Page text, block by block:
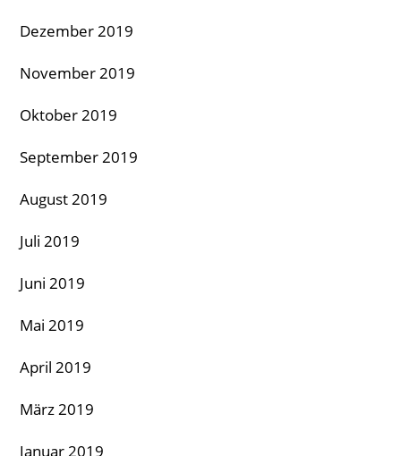
Dezember 2019
November 2019
Oktober 2019
September 2019
August 2019
Juli 2019
Juni 2019
Mai 2019
April 2019
März 2019
Januar 2019